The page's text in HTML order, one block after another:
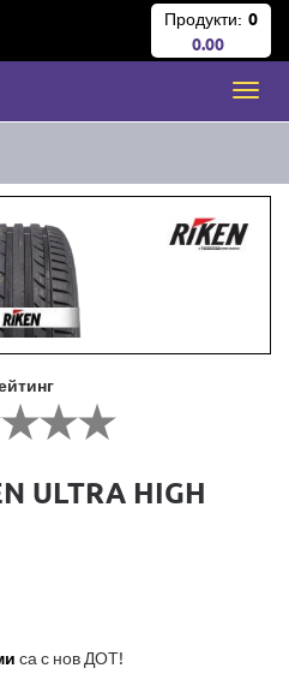
Продукти: 0
0.00
ULTRA HIGH
са с нов ДОТ!